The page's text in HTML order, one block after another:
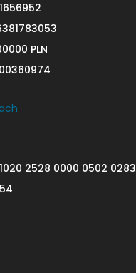
PLN
2528 0000 0502 0283